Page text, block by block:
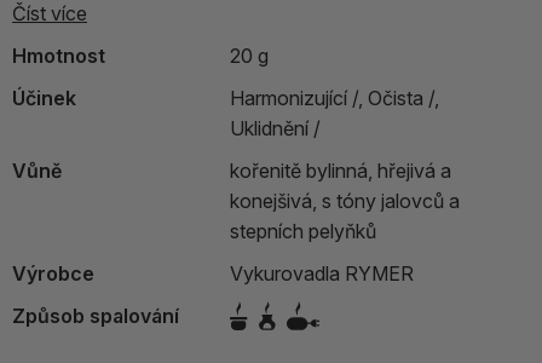
Číst více
Hmotnost
20 g
Účinek
Harmonizující /, Očista /,
Uklidnění /
Vůně
kořenitě bylinná, hřejivá a
konejšivá, s tóny jalovců a
stepních pelyňků
Výrobce
Vykurovadla RYMER
Způsob spalování